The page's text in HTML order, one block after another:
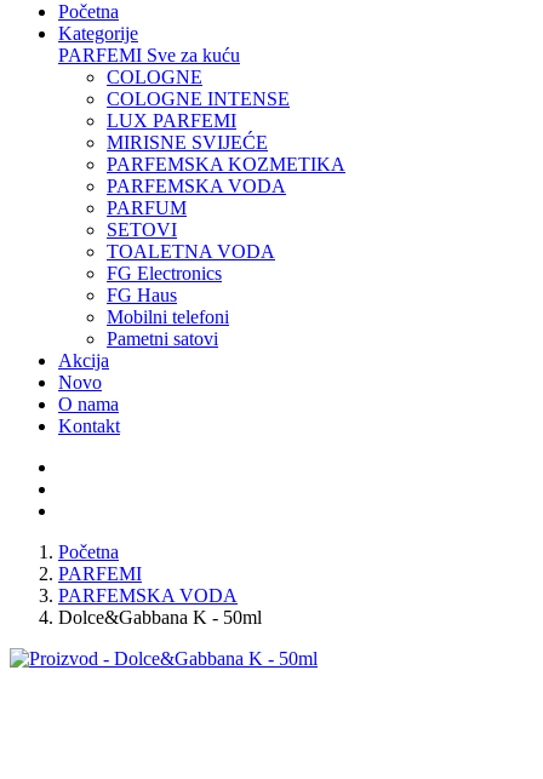
Početna
Kategorije
PARFEMI Sve za kuću
COLOGNE
COLOGNE INTENSE
LUX PARFEMI
MIRISNE SVIJEĆE
PARFEMSKA KOZMETIKA
PARFEMSKA VODA
PARFUM
SETOVI
TOALETNA VODA
FG Electronics
FG Haus
Mobilni telefoni
Pametni satovi
Akcija
Novo
O nama
Kontakt
Početna
PARFEMI
PARFEMSKA VODA
Dolce&Gabbana K - 50ml